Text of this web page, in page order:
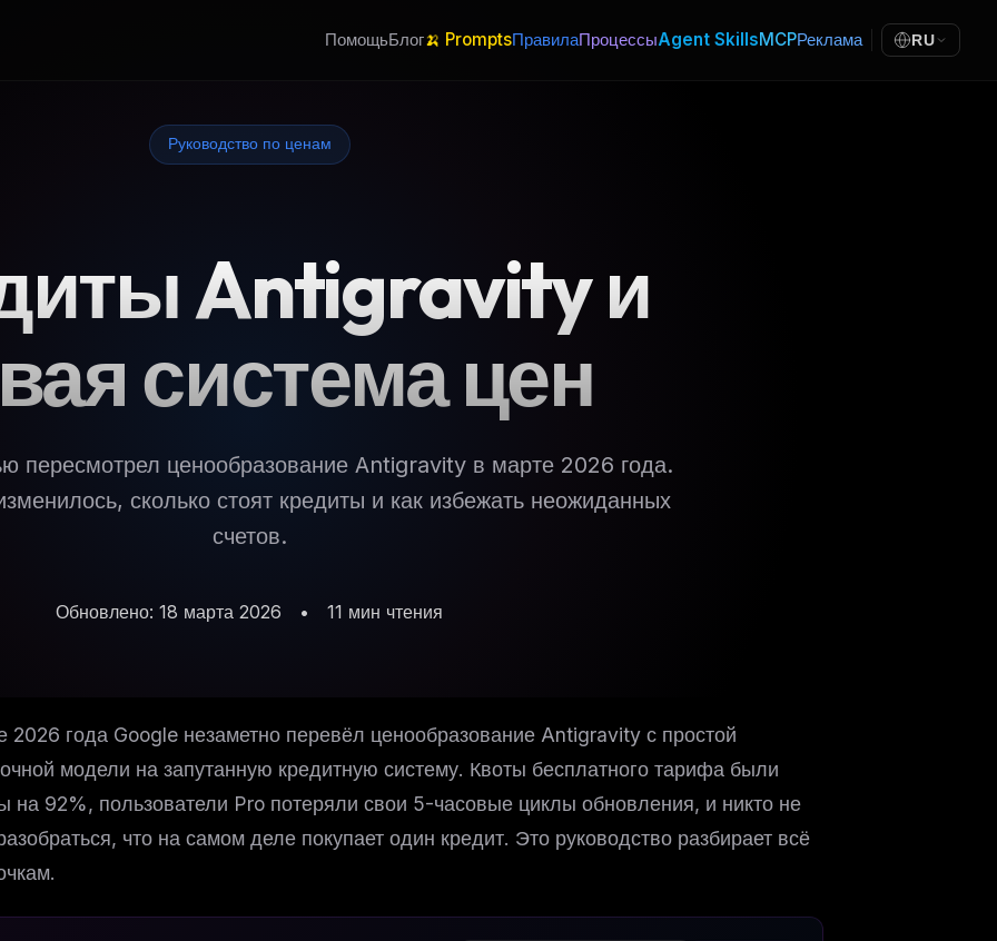
ПомощьБлог🍌 PromptsПравилаПроцессыAgent SkillsMCPРеклама RU
Руководство по ценам
Antigravity и
система цен
пересмотрел ценообразование Antigravity в марте 2026 года.
сколько стоят кредиты и как избежать неожиданных
счетов.
Обновлено: 18 марта 2026 • 11 мин чтения
2026 года Google незаметно перевёл ценообразование Antigravity с простой
модели на запутанную кредитную систему. Квоты бесплатного тарифа были
на 92%, пользователи Pro потеряли свои 5-часовые циклы обновления, и никто не
что на самом деле покупает один кредит. Это руководство разбирает всё